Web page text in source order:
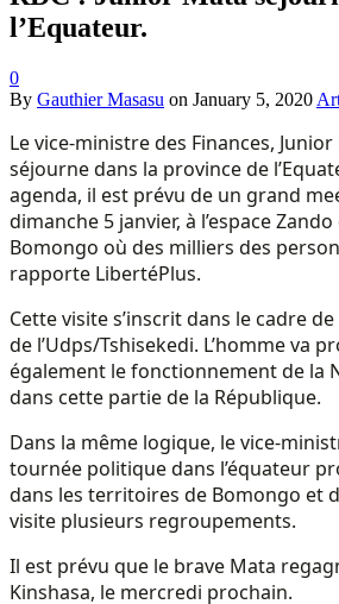
l’Equateur.
0
By Gauthier Masasu on January 5, 2020
Le vice-ministre des Finances, Junior
séjourne dans la province de
agenda, il est prévu de un grand
dimanche 5 janvier, à l’espace
Bomongo où des milliers des
rapporte LibertéPlus.
Cette visite s’inscrit dans le cadre
de l’Udps/Tshisekedi. L’homme va
également le fonctionnement de la
dans cette partie de la République.
Dans la même logique, le vice-
tournée politique dans l’équateur
dans les territoires de Bomongo et
visite plusieurs regroupements.
Il est prévu que le brave Mata
Kinshasa, le mercredi prochain.